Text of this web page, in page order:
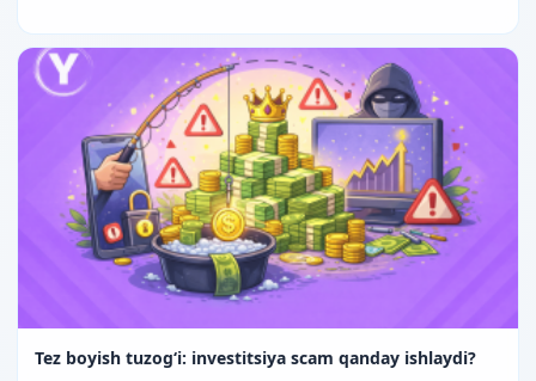
Tez boyish tuzog‘i: investitsiya scam qanday ishlaydi?